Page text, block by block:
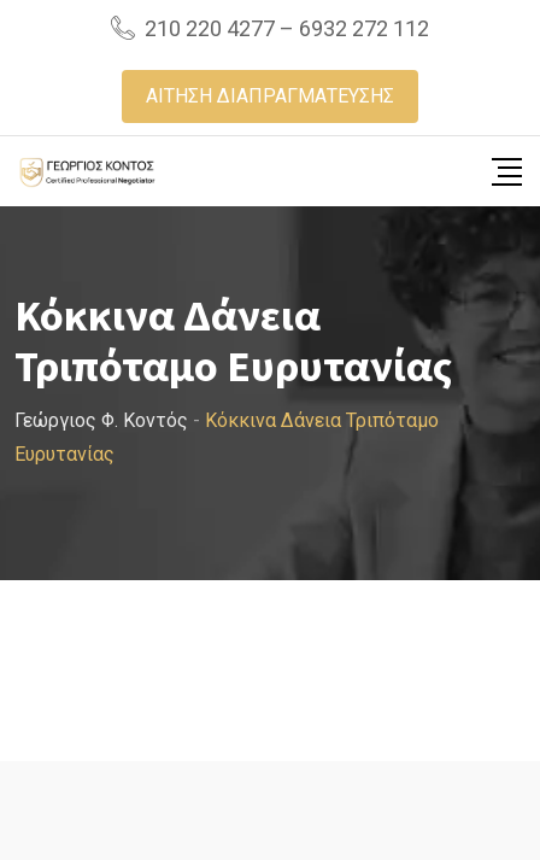
210 220 4277 – 6932 272 112
ΑΙΤΗΣΗ ΔΙΑΠΡΑΓΜΑΤΕΥΣΗΣ
Κόκκινα Δάνεια
Τριπόταμο Ευρυτανίας
Γεώργιος Φ. Κοντός - Κόκκινα Δάνεια Τριπόταμο
Ευρυτανίας